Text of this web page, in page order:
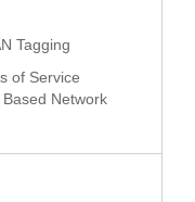
Tagging
of Service
Network